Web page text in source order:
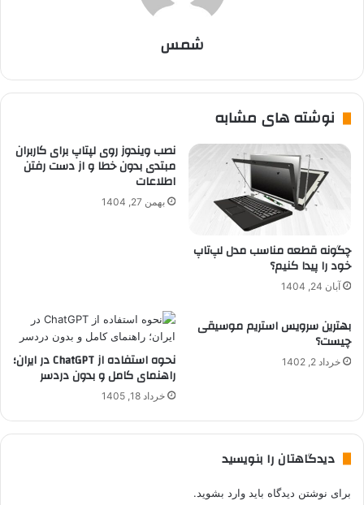
شمس
نوشته های مشابه
چگونه قطعه مناسب مدل لپ‌تاپ
خود را پیدا کنیم؟
آبان 24, 1404
نصب ویندوز روی لپتاپ برای کاربران
مبتدی بدون خطا و از دست رفتن
اطلاعات
بهمن 27, 1404
بهترین سرویس استریم موسیقی
چیست؟
خرداد 2, 1402 نحوه استفاده از ChatGPT در ایران؛
راهنمای کامل و بدون دردسر
خرداد 18, 1405
دیدگاهتان را بنویسید
برای نوشتن دیدگاه باید وارد بشوید.